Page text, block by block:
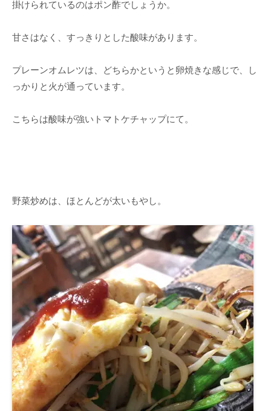
掛けられているのはポン酢でしょうか。
甘さはなく、すっきりとした酸味があります。
プレーンオムレツは、どちらかというと卵焼きな感じで、し
っかりと火が通っています。
こちらは酸味が強いトマトケチャップにて。
野菜炒めは、ほとんどが太いもやし。